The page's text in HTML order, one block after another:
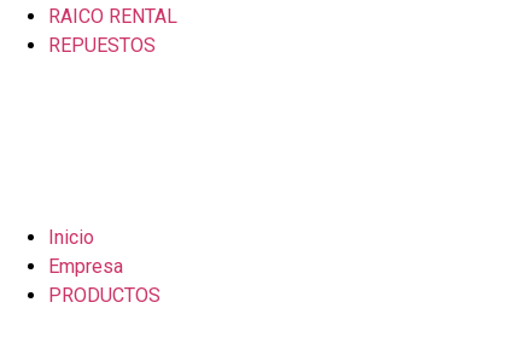
RAICO RENTAL
REPUESTOS
Inicio
Empresa
PRODUCTOS